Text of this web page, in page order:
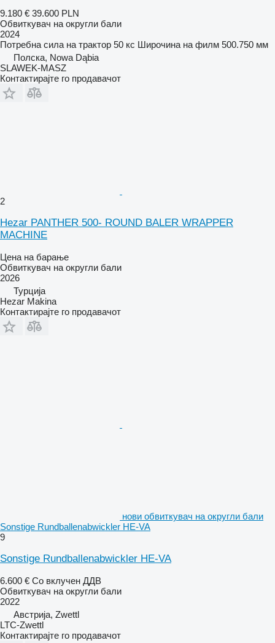
9.180 € 39.600 PLN
Обвиткувач на округли бали
2024
Потребна сила на трактор 50 кс Широчина на филм 500.750 мм
Полска, Nowa Dąbia
SLAWEK-MASZ
Контактирајте го продавачот
2
Hezar PANTHER 500- ROUND BALER WRAPPER
MACHINE
Цена на барање
Обвиткувач на округли бали
2026
Турција
Hezar Makina
Контактирајте го продавачот
нови обвиткувач на округли бали
Sonstige Rundballenabwickler HE-VA
9
Sonstige Rundballenabwickler HE-VA
6.600 € Со вклучен ДДВ
Обвиткувач на округли бали
2022
Австрија, Zwettl
LTC-Zwettl
Контактирајте го продавачот